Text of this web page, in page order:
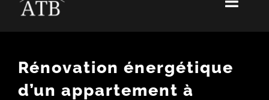
NOTRE ÉQUIPE
Rénovation énergétique
d’un appartement à